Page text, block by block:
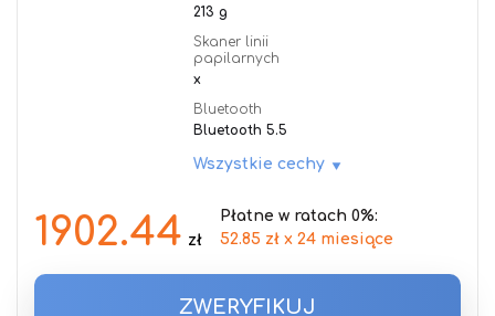
213 g
Skaner linii
papilarnych
x
Bluetooth
Bluetooth 5.5
Wszystkie cechy
1902.44 zł
Płatne w ratach 0%:
52.85 zł x 24 miesiące
ZWERYFIKUJ